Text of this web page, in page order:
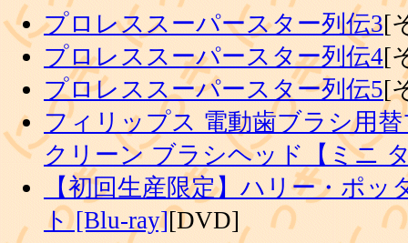
プロレススーパースター列伝3[
プロレススーパースター列伝4[
プロレススーパースター列伝5[
フィリップス 電動歯ブラシ用
クリーン ブラシヘッド【ミニ
【初回生産限定】ハリー・ポ
ト [Blu-ray][DVD]